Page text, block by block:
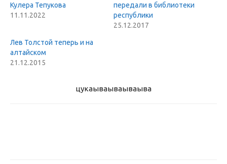
Кулера Тепукова
11.11.2022
передали в библиотеки
республики
25.12.2017
Лев Толстой теперь и на
алтайском
21.12.2015
цукаываываываыва